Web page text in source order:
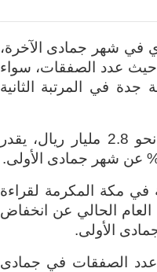
في شهر جمادى الآخرة،
حيث عدد الصفقات، سواء
5244 صفقة، ثم محافظة جدة في المرتبة الثانية
وبلغ إجمالي قيمة الصفقات في مكة المكرمة في جمادى الآخرة نحو 2.8 مليار ريال، يقدر
.
في مكة المكرمة لقراءة
الحالي عن انخفاض
الأولى.
بنسبة 27 % ، وبلغ إجمالي عدد الصفقات في جمادى